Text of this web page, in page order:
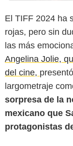
El TIFF 2024 ha
rojas, pero sin
las más
Angelina Jolie,
del cine,
largometraje
sorpresa de la
mexicano que
protagonistas